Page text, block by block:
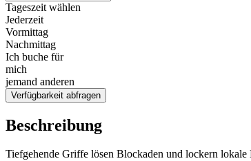
Tageszeit wählen
Jederzeit
Vormittag
Nachmittag
Ich buche für
mich
jemand anderen
Verfügbarkeit abfragen
Beschreibung
Tiefgehende Griffe lösen Blockaden und lockern